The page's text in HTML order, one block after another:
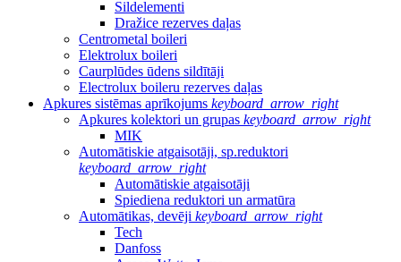
Sildelementi
Dražice rezerves daļas
Centrometal boileri
Elektrolux boileri
Caurplūdes ūdens sildītāji
Electrolux boileru rezerves daļas
Apkures sistēmas aprīkojums keyboard_arrow_right
Apkures kolektori un grupas keyboard_arrow_right
MIK
Automātiskie atgaisotāji, sp.reduktori
keyboard_arrow_right
Automātiskie atgaisotāji
Spiediena reduktori un armatūra
Automātikas, devēji keyboard_arrow_right
Tech
Danfoss